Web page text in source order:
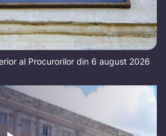
al Procurorilor din 6 august 2026